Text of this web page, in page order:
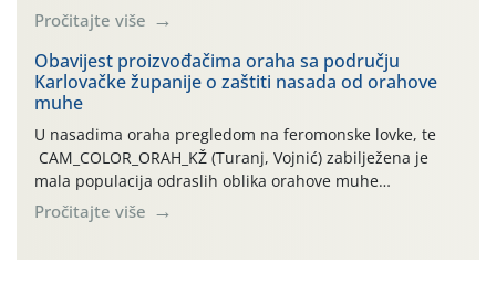
leta i ovogodišnjoj potrebi usmjerenog suzbijanja
orahove muhe (Rhagoletis completa)! Već dvanaest dana
traje drugi ovogodišnji “toplinski udar”, koji naročito
izražen zadnja šest dana (31.7.-05.8.), jer najviše
temperature zraka svakodnevno […]
Pročitajte više
Obavijest proizvođačima oraha sa području
Karlovačke županije o zaštiti nasada od orahove
muhe
U nasadima oraha pregledom na feromonske lovke, te
CAM_COLOR_ORAH_KŽ (Turanj, Vojnić) zabilježena je
mala populacija odraslih oblika orahove muhe
(Rhagoletis completa). Niska brojnost može se objasniti
činjenicom da je riječ o mladim nasadima s vrlo malim
Pročitajte više